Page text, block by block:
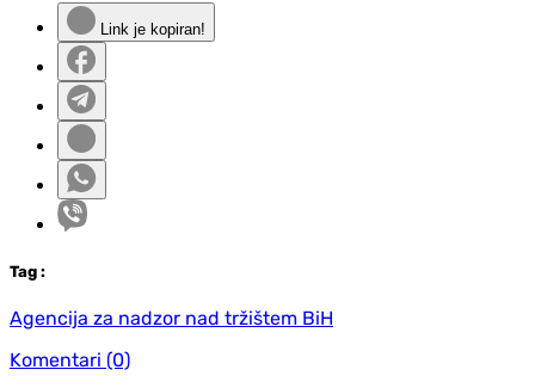
Link je kopiran!
Tag :
Agencija za nadzor nad tržištem BiH
Komentari (0)